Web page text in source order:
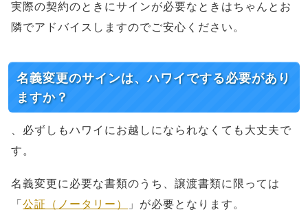
実際の契約のときにサインが必要なときはちゃんとお
隣でアドバイスしますのでご安心ください。
名義変更のサインは、ハワイでする必要があり
ますか？
、必ずしもハワイにお越しになられなくても大丈夫で
す。
名義変更に必要な書類のうち、譲渡書類に限っては
「 公証（ノータリー） 」が必要となります。